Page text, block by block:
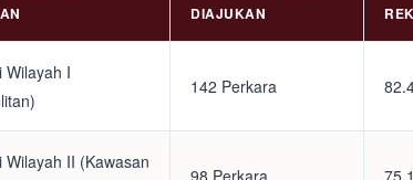
DIAJUKAN
Wilayah I
142 Perkara
Wilayah II (Kawasan
98 Perkara